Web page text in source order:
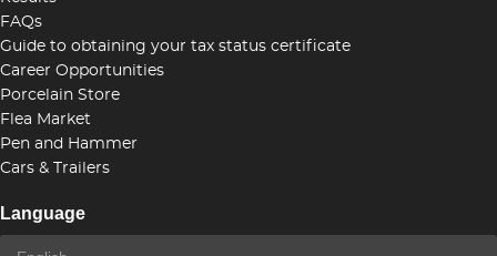
FAQs
Guide to obtaining your tax status certificate
Career Opportunities
Porcelain Store
Flea Market
Pen and Hammer
Cars & Trailers
Language